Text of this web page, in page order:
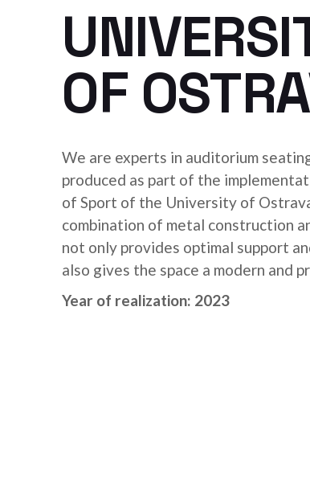
OF
We are experts in auditorium
produced as part of the
of Sport of the University of
combination of metal construction
not only provides optimal support
also gives the space a modern and
Year of realization: 2023